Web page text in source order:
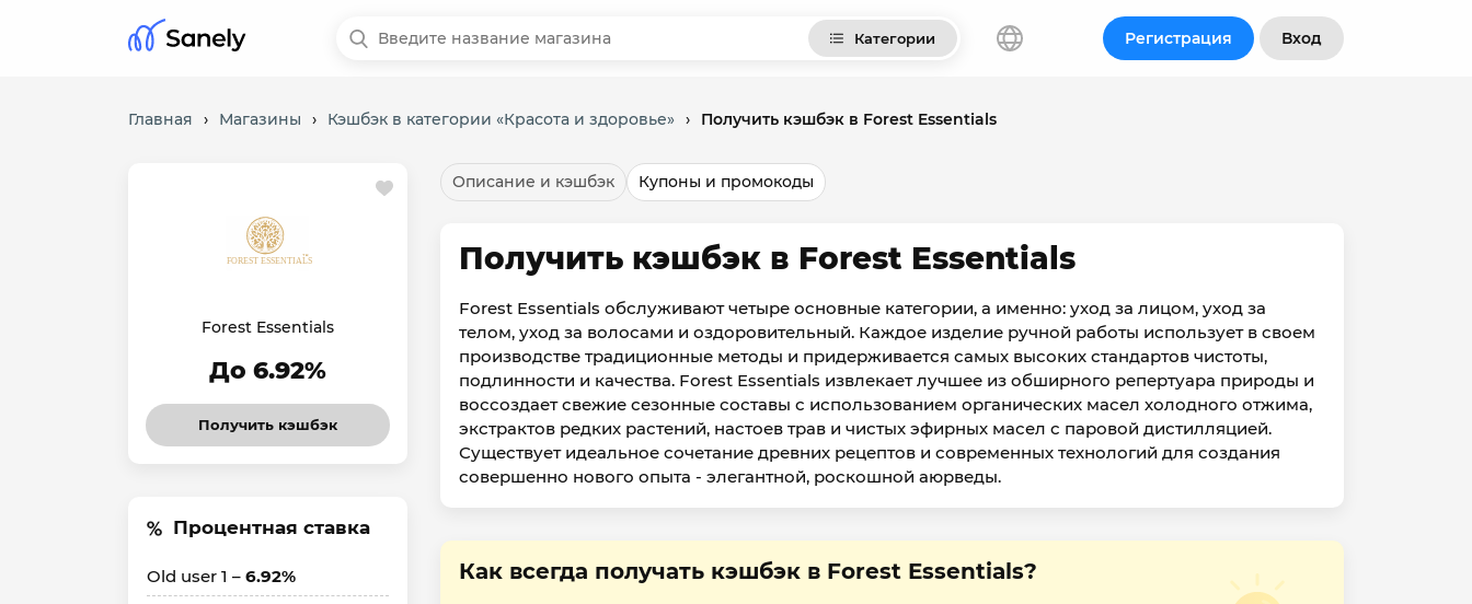
Категории Регистрация Вход
Главная › Магазины › Кэшбэк в категории «Красота и здоровье» › Получить кэшбэк в Forest Essentials
Forest Essentials
До 6.92%
Получить кэшбэк
Процентная ставка
Old user 1 – 6.92%
Описание и кэшбэк Купоны и промокоды
Получить кэшбэк в Forest Essentials
Forest Essentials обслуживают четыре основные категории, а именно: уход за лицом, уход за
телом, уход за волосами и оздоровительный. Каждое изделие ручной работы использует в своем
производстве традиционные методы и придерживается самых высоких стандартов чистоты,
подлинности и качества. Forest Essentials извлекает лучшее из обширного репертуара природы и
воссоздает свежие сезонные составы с использованием органических масел холодного отжима,
экстрактов редких растений, настоев трав и чистых эфирных масел с паровой дистилляцией.
Существует идеальное сочетание древних рецептов и современных технологий для создания
совершенно нового опыта - элегантной, роскошной аюрведы.
Как всегда получать кэшбэк в Forest Essentials?